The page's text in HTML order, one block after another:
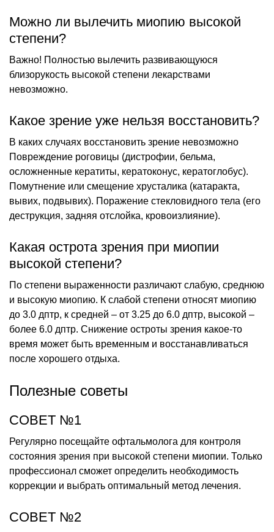
Можно ли вылечить миопию высокой
степени?
Важно! Полностью вылечить развивающуюся
близорукость высокой степени лекарствами
невозможно.
Какое зрение уже нельзя восстановить?
В каких случаях восстановить зрение невозможно
Повреждение роговицы (дистрофии, бельма,
осложненные кератиты, кератоконус, кератоглобус).
Помутнение или смещение хрусталика (катаракта,
вывих, подвывих). Поражение стекловидного тела (его
деструкция, задняя отслойка, кровоизлияние).
Какая острота зрения при миопии
высокой степени?
По степени выраженности различают слабую, среднюю
и высокую миопию. К слабой степени относят миопию
до 3.0 дптр, к средней – от 3.25 до 6.0 дптр, высокой –
более 6.0 дптр. Снижение остроты зрения какое-то
время может быть временным и восстанавливаться
после хорошего отдыха.
Полезные советы
СОВЕТ №1
Регулярно посещайте офтальмолога для контроля
состояния зрения при высокой степени миопии. Только
профессионал сможет определить необходимость
коррекции и выбрать оптимальный метод лечения.
СОВЕТ №2